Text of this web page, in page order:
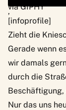
‚via GIPHY
[infoprofile]
Zieht die
Gerade wenn
wir damals
durch die
Nur das uns